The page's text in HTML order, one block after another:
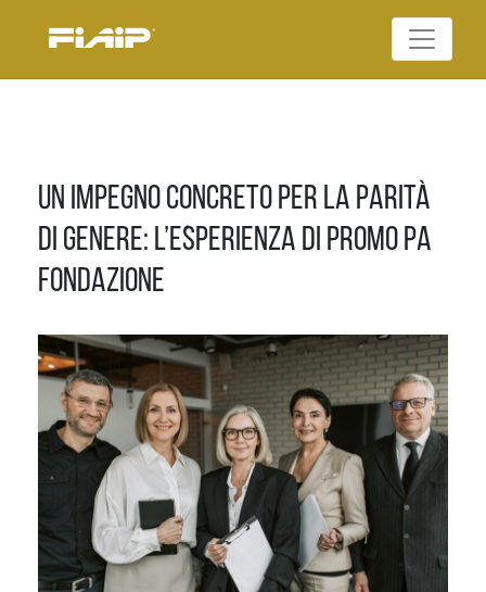
Federazione Italiana
Un impegno concreto per la Parità
di Genere: l’esperienza di PROMO PA
Fondazione